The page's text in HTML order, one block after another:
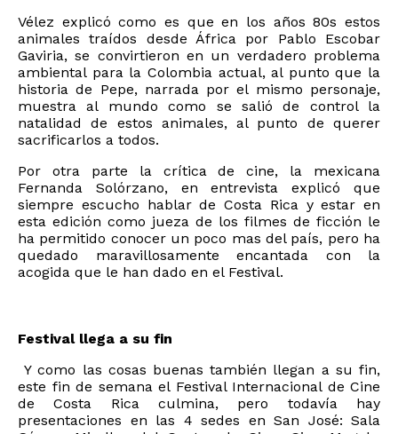
Vélez explicó como es que en los años 80s estos
animales traídos desde África por Pablo Escobar
Gaviria, se convirtieron en un verdadero problema
ambiental para la Colombia actual, al punto que la
historia de Pepe, narrada por el mismo personaje,
muestra al mundo como se salió de control la
natalidad de estos animales, al punto de querer
sacrificarlos a todos.
Por otra parte la crítica de cine, la mexicana
Fernanda Solórzano, en entrevista explicó que
siempre escucho hablar de Costa Rica y estar en
esta edición como jueza de los filmes de ficción le
ha permitido conocer un poco mas del país, pero ha
quedado maravillosamente encantada con la
acogida que le han dado en el Festival.
Festival llega a su fin
Y como las cosas buenas también llegan a su fin,
este fin de semana el Festival Internacional de Cine
de Costa Rica culmina, pero todavía hay
presentaciones en las 4 sedes en San José: Sala